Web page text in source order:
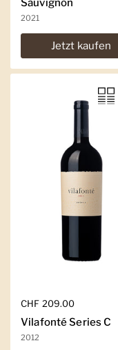
Sauvignon
2021
Jetzt kaufen
Regulärer Preis
CHF 209.00
Vilafonté Series C
2012